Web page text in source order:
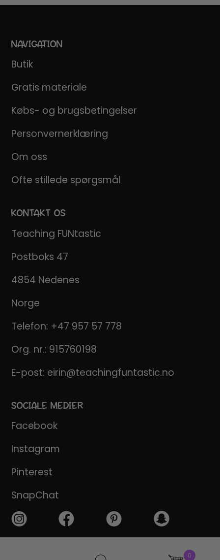
NAVIGATION
Butik
Gratis materiale
Købs- og brugsbetingelser
Personvernerklæring
Om oss
Ofte stillede spørgsmål
KONTAKT OS
Teaching FUNtastic
Postboks 47
4854 Nedenes
Norge
Telefon: +47 957 57 778
Org. nr.: 915760198
E-post: eirin@teachingfuntastic.no
SOCIALE MEDIER
Facebook
Instagram
Pinterest
SnapChat
0